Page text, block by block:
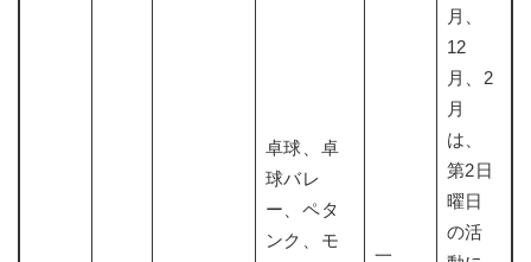
卓球、卓
球バレ
ー、ペタ
ンク、モ
一
月、
12
月、2
月
は、
第2日
曜日
の活